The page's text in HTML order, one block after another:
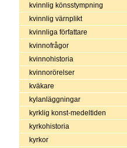
kvinnlig könsstympning
kvinnlig värnplikt
kvinnliga författare
kvinnofrågor
kvinnohistoria
kvinnorörelser
kväkare
kylanläggningar
kyrklig konst-medeltiden
kyrkohistoria
kyrkor